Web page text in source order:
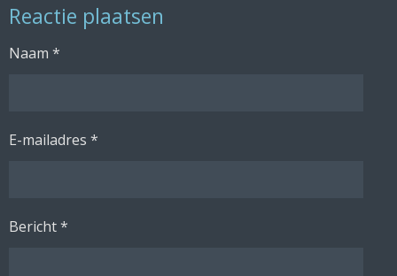
e
n
l
r
e
e
n
Reactie plaatsen
Naam *
E-mailadres *
Bericht *